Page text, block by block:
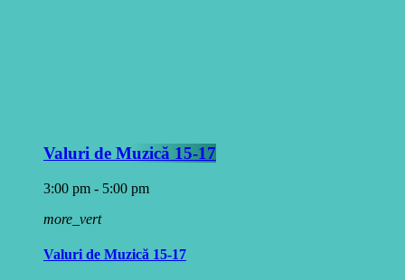
Valuri de Muzică 15-17
3:00 pm - 5:00 pm
more_vert
Valuri de Muzică 15-17